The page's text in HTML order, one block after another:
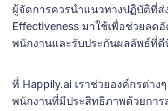
ผู้จัดการควรนำแนวทางปฏิบัติที่ส่
Effectiveness มาใช้เพื่อช่วยลด
พนักงานและรับประกันผลลัพธ์ที่
ที่ Happily.ai เราช่วยองค์กรต่าง
พนักงานที่มีประสิทธิภาพด้วยกา